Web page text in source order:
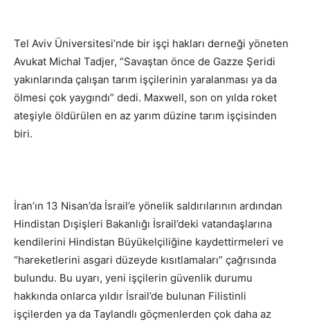
Tel Aviv Üniversitesi’nde bir işçi hakları derneği yöneten
Avukat Michal Tadjer, “Savaştan önce de Gazze Şeridi
yakınlarında çalışan tarım işçilerinin yaralanması ya da
ölmesi çok yaygındı” dedi. Maxwell, son on yılda roket
ateşiyle öldürülen en az yarım düzine tarım işçisinden
biri.
İran’ın 13 Nisan’da İsrail’e yönelik saldırılarının ardından
Hindistan Dışişleri Bakanlığı İsrail’deki vatandaşlarına
kendilerini Hindistan Büyükelçiliğine kaydettirmeleri ve
“hareketlerini asgari düzeyde kısıtlamaları” çağrısında
bulundu. Bu uyarı, yeni işçilerin güvenlik durumu
hakkında onlarca yıldır İsrail’de bulunan Filistinli
işçilerden ya da Taylandlı göçmenlerden çok daha az